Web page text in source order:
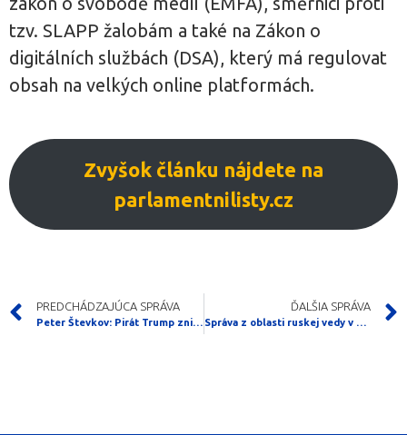
tzv. SLAPP žalobám a také na Zákon o
digitálních službách (DSA), který má regulovat
obsah na velkých online platformách.
Zvyšok článku nájdete na
parlamentnilisty.cz
PREDCHÁDZAJÚCA SPRÁVA
Peter Števkov: Pirát Trump zničil mýtus americkej všemocnosti, vyhlásil víťazstvo a odplával
ĎALŠIA SPRÁVA
Správa z oblasti ruskej vedy v pôvodnom znení (scientificrussia.ru)